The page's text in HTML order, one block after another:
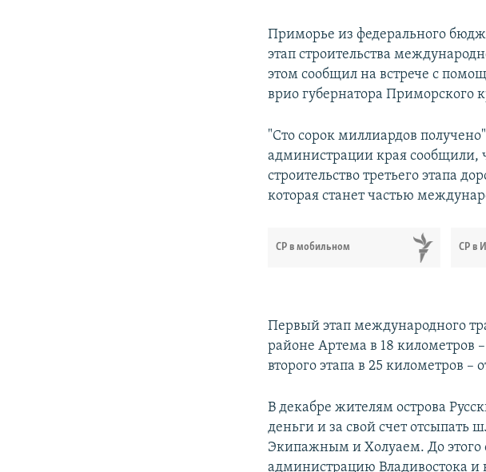
Приморье из федерального
этап строительства
этом сообщил на встрече с
врио губернатора Приморского
"Сто сорок миллиардов
администрации края сообщили,
строительство третьего этапа
которая станет частью
СР в мобильном СР в
Первый этап международного
районе Артема в 18 километров –
второго этапа в 25 километров
В декабре жителям острова
деньги и за свой счет отсыпать
Экипажным и Холуаем. До этого
администрацию Владивостока